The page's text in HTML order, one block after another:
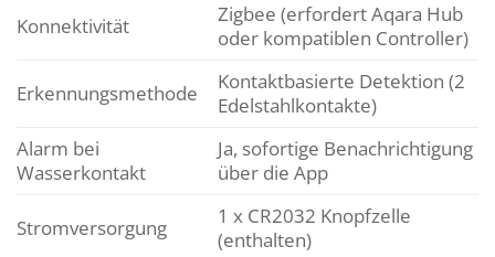
Konnektivität
Zigbee (erfordert Aqara Hub
oder kompatiblen Controller)
Erkennungsmethode
Kontaktbasierte Detektion (2
Edelstahlkontakte)
Alarm bei
Wasserkontakt
Ja, sofortige Benachrichtigung
über die App
Stromversorgung
1 x CR2032 Knopfzelle
(enthalten)